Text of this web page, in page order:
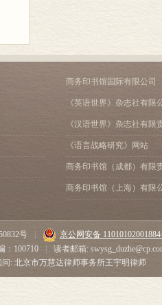
商务印书馆国际有限公司
《英语世界》杂志社有限
《汉语世界》杂志社有限
《语言战略研究》网站
商务印书馆（成都）有限
商务印书馆（上海）有限
号
京公网安备
：100710
读者邮箱:
: 北京市万慧达律师事务所王宇明律师